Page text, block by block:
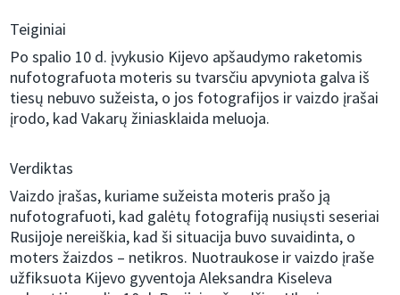
Teiginiai
Po spalio 10 d. įvykusio Kijevo apšaudymo raketomis
nufotografuota moteris su tvarsčiu apvyniota galva iš
tiesų nebuvo sužeista, o jos fotografijos ir vaizdo įrašai
įrodo, kad Vakarų žiniasklaida meluoja.
Verdiktas
Vaizdo įrašas, kuriame sužeista moteris prašo ją
nufotografuoti, kad galėtų fotografiją nusiųsti seseriai
Rusijoje nereiškia, kad ši situacija buvo suvaidinta, o
moters žaizdos – netikros. Nuotraukose ir vaizdo įraše
užfiksuota Kijevo gyventoja Aleksandra Kiseleva